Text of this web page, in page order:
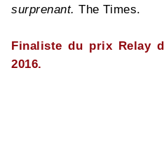
surprenant.The Times.
Finaliste du prix Relay
2016.